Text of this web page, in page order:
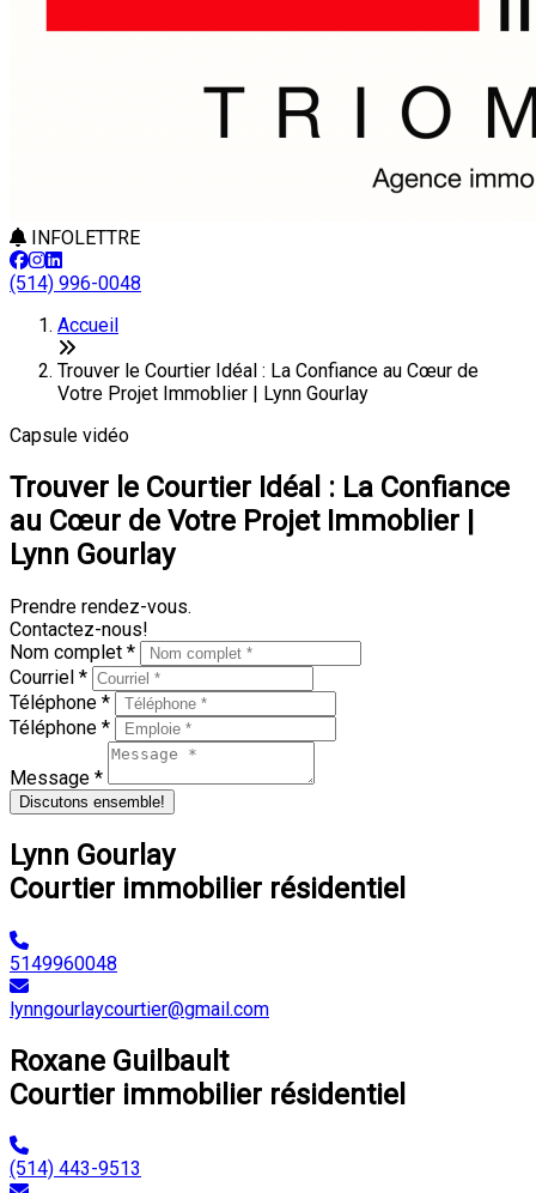
INFOLETTRE
(514) 996-0048
Accueil
Trouver le Courtier Idéal : La Confiance au Cœur de
Votre Projet Immoblier | Lynn Gourlay
Capsule vidéo
Trouver le Courtier Idéal : La Confiance
au Cœur de Votre Projet Immoblier |
Lynn Gourlay
Prendre rendez-vous.
Contactez-nous!
Nom complet *
Courriel *
Téléphone *
Téléphone *
Message *
Discutons ensemble!
Lynn Gourlay
Courtier immobilier résidentiel
5149960048
lynngourlaycourtier@gmail.com
Roxane Guilbault
Courtier immobilier résidentiel
(514) 443-9513